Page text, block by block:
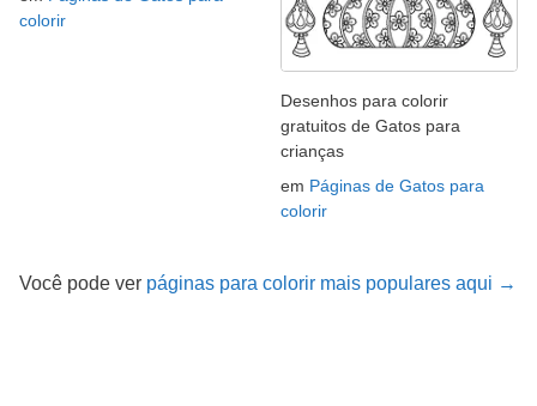
colorir
Desenhos para colorir
gratuitos de Gatos para
crianças
em Páginas de Gatos para
colorir
Você pode ver páginas para colorir mais populares aqui →